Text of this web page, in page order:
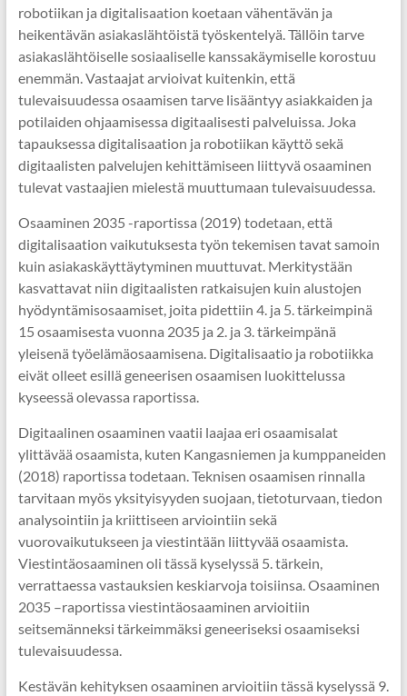
robotiikan ja digitalisaation koetaan vähentävän ja
heikentävän asiakaslähtöistä työskentelyä. Tällöin tarve
asiakaslähtöiselle sosiaaliselle kanssakäymiselle korostuu
enemmän. Vastaajat arvioivat kuitenkin, että
tulevaisuudessa osaamisen tarve lisääntyy asiakkaiden ja
potilaiden ohjaamisessa digitaalisesti palveluissa. Joka
tapauksessa digitalisaation ja robotiikan käyttö sekä
digitaalisten palvelujen kehittämiseen liittyvä osaaminen
tulevat vastaajien mielestä muuttumaan tulevaisuudessa.
Osaaminen 2035 -raportissa (2019) todetaan, että
digitalisaation vaikutuksesta työn tekemisen tavat samoin
kuin asiakaskäyttäytyminen muuttuvat. Merkitystään
kasvattavat niin digitaalisten ratkaisujen kuin alustojen
hyödyntämisosaamiset, joita pidettiin 4. ja 5. tärkeimpinä
15 osaamisesta vuonna 2035 ja 2. ja 3. tärkeimpänä
yleisenä työelämäosaamisena. Digitalisaatio ja robotiikka
eivät olleet esillä geneerisen osaamisen luokittelussa
kyseessä olevassa raportissa.
Digitaalinen osaaminen vaatii laajaa eri osaamisalat
ylittävää osaamista, kuten Kangasniemen ja kumppaneiden
(2018) raportissa todetaan. Teknisen osaamisen rinnalla
tarvitaan myös yksityisyyden suojaan, tietoturvaan, tiedon
analysointiin ja kriittiseen arviointiin sekä
vuorovaikutukseen ja viestintään liittyvää osaamista.
Viestintäosaaminen oli tässä kyselyssä 5. tärkein,
verrattaessa vastauksien keskiarvoja toisiinsa. Osaaminen
2035 –raportissa viestintäosaaminen arvioitiin
seitsemänneksi tärkeimmäksi geneeriseksi osaamiseksi
tulevaisuudessa.
Kestävän kehityksen osaaminen arvioitiin tässä kyselyssä 9.